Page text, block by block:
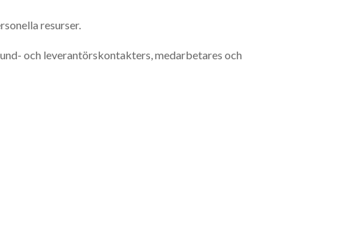
resurser.
och leverantörskontakters, medarbetares och